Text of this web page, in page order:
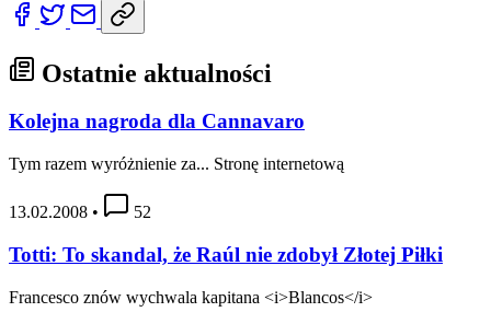
Ostatnie aktualności
Kolejna nagroda dla Cannavaro
Tym razem wyróżnienie za... Stronę internetową
13.02.2008 • 52
Totti: To skandal, że Raúl nie zdobył Złotej Piłki
Francesco znów wychwala kapitana <i>Blancos</i>